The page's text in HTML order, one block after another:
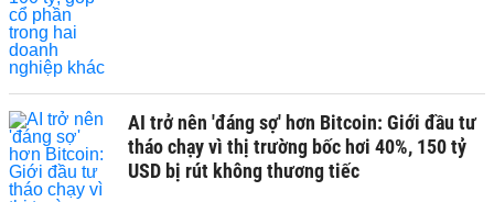
AI trở nên 'đáng sợ' hơn Bitcoin: Giới đầu tư
tháo chạy vì thị trường bốc hơi 40%, 150 tỷ
USD bị rút không thương tiếc